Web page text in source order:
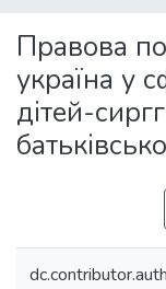
Statistics
Правова
україна у
дітей-